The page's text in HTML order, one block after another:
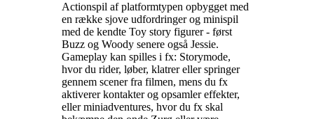
Actionspil af platformtypen opbygget med
en række sjove udfordringer og minispil
med de kendte Toy story figurer - først
Buzz og Woody senere også Jessie.
Gameplay kan spilles i fx: Storymode,
hvor du rider, løber, klatrer eller springer
gennem scener fra filmen, mens du fx
aktiverer kontakter og opsamler effekter,
eller miniadventures, hvor du fx skal